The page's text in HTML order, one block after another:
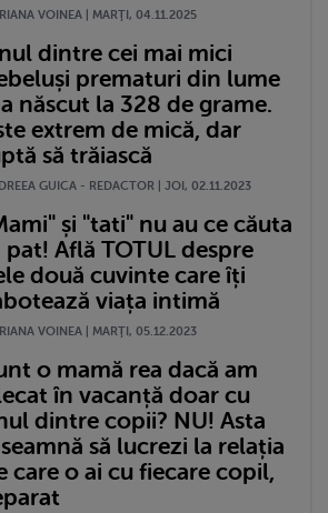
VOINEA | MARŢI, 04.11.2025
dintre cei mai mici
prematuri din lume
născut la 328 de grame.
extrem de mică, dar
să trăiască
GUICA - REDACTOR | JOI, 02.11.2023
și "tati" nu au ce căuta
pat! Află TOTUL despre
două cuvinte care îți
viața intimă
VOINEA | MARŢI, 05.12.2023
o mamă rea dacă am
în vacanță doar cu
dintre copii? NU! Asta
să lucrezi la relația
care o ai cu fiecare copil,